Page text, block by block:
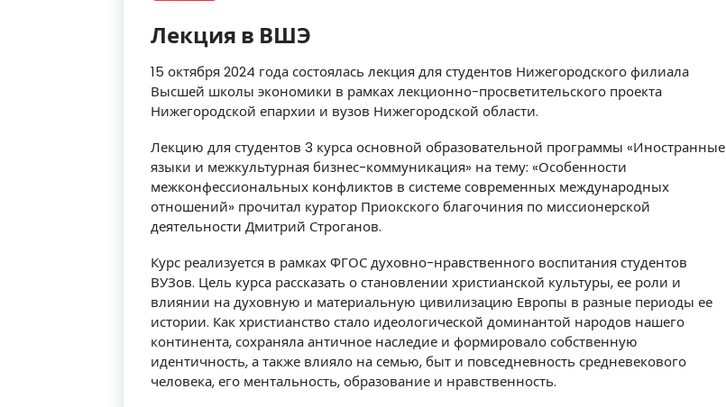
Лекция в ВШЭ
15 октября 2024 года состоялась лекция для студентов Нижегородского филиала
Высшей школы экономики в рамках лекционно-просветительского проекта
Нижегородской епархии и вузов Нижегородской области.
Лекцию для студентов 3 курса основной образовательной программы «Иностранные
языки и межкультурная бизнес-коммуникация» на тему: «Особенности
межконфессиональных конфликтов в системе современных международных
отношений» прочитал куратор Приокского благочиния по миссионерской
деятельности Дмитрий Строганов.
Курс реализуется в рамках ФГОС духовно-нравственного воспитания студентов
ВУЗов. Цель курса рассказать о становлении христианской культуры, ее роли и
влиянии на духовную и материальную цивилизацию Европы в разные периоды ее
истории. Как христианство стало идеологической доминантой народов нашего
континента, сохраняла античное наследие и формировало собственную
идентичность, а также влияло на семью, быт и повседневность средневекового
человека, его ментальность, образование и нравственность.